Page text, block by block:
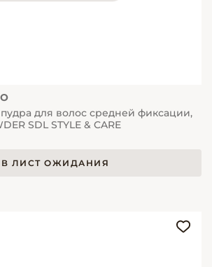
для волос средней фиксации,
SDL STYLE & CARE
В ЛИСТ ОЖИДАНИЯ